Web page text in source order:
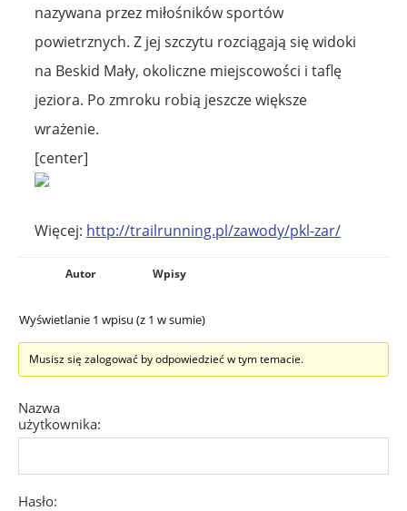
nazywana przez miłośników sportów
powietrznych. Z jej szczytu rozciągają się widoki
na Beskid Mały, okoliczne miejscowości i taflę
jeziora. Po zmroku robią jeszcze większe
wrażenie.
[center]
Więcej: http://trailrunning.pl/zawody/pkl-zar/
Autor Wpisy
Wyświetlanie 1 wpisu (z 1 w sumie)
Musisz się zalogować by odpowiedzieć w tym temacie.
Nazwa
użytkownika:
Hasło: